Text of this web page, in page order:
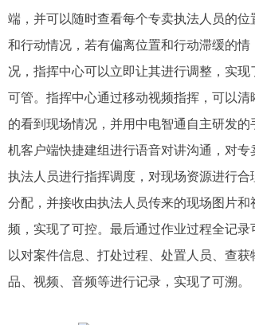
端，并可以随时查看每个专卖执法人员的位置
和行动情况，若有偏离位置和行动滞缓的情
况，指挥中心可以立即让其进行调整，实现了
可管。指挥中心通过移动视频指挥，可以清晰
的看到现场情况，并用中电智通自主研发的手
机客户端快捷建组进行语音对讲沟通，对专卖
执法人员进行指挥调度，对现场资源进行合理
分配，并接收由执法人员传来的现场图片和视
频，实现了可控。最后通过作业过程全记录可
以对案件信息、打处过程、处置人员、查获物
品、视频、音频等进行记录，实现了可溯。